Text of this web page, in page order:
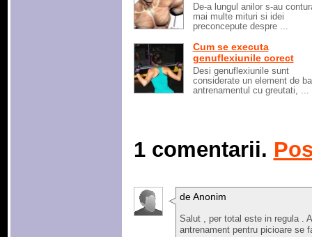
De-a lungul anilor s-au
mai multe mituri si idei
preconcepute despre ...
Cum se executa
genuflexiunile corect
Desi genuflexiunile sunt
considerate un element de
antrenamentul cu greutati, ...
1 comentarii.
de Anonim
Salut , per total este in regula .
antrenament pentru picioare se